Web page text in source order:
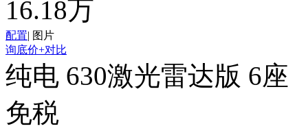
16.18万
配置| 图片
询底价+对比
纯电 630激光雷达版 6座
免税